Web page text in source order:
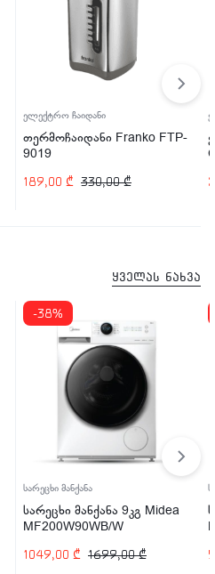
ელექტრო ჩაიდანი
თერმოჩაიდანი Franko FTP-
9019
330,00₾
189,00 ₾
ყველას ნახვა
-38%
სარეცხი მანქანა
სარეცხი მანქანა 9კგ Midea
MF200W90WB/W
1699,00₾
1049,00 ₾